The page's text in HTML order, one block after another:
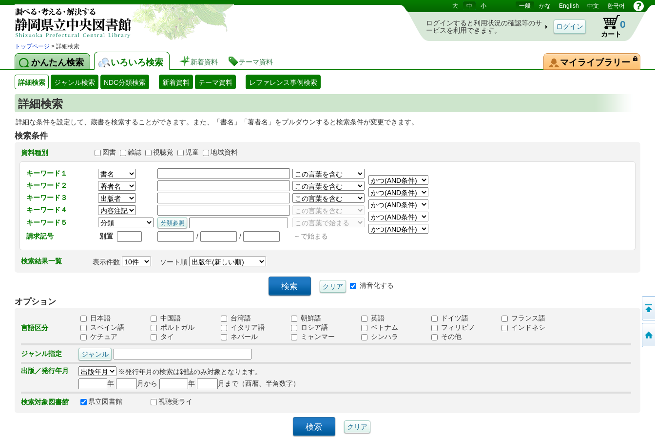
静岡県立図書館 蔵書検索・予約システム 大 中 小 一般 かな English 中文 한국어
ログインすると利用状況の確認等のサ
ービスを利用できます。
カート
0
トップページ > 詳細検索
かんたん検索 いろいろ検索 新着資料 テーマ資料 マイライブラリー
詳細検索 ジャンル検索 NDC分類検索 新着資料 テーマ資料 レファレンス事例検索
詳細検索
詳細な条件を設定して、蔵書を検索することができます。また、「書名」「著者名」をプルダウンすると検索条件が変更できます。
検索条件
資料種別 図書 雑誌 視聴覚 児童 地域資料
キーワード１
キーワード２
キーワード３
キーワード４
キーワード５
請求記号
別置 / / ～で始まる
検索結果一覧 表示件数 ソート順
清音化する
オプション
言語区分
日本語 中国語 台湾語 朝鮮語 英語 ドイツ語
フランス語
スペイン語
ポルトガル イタリア語 ロシア語 ベトナム フィリピノ
インドネシ
ケチュア
タイ ネパール ミャンマー シンハラ その他
ジャンル指定
出版／発行年月
※発行年月の検索は雑誌のみ対象となります。
年
月から 年 月まで（西暦、半角数字）
検索対象図書館 県立図書館 視聴覚ライ